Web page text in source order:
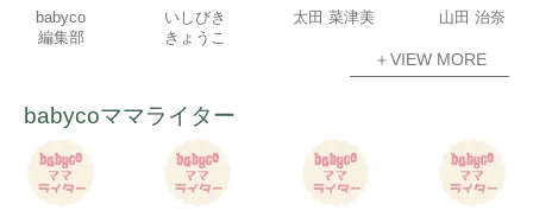
babyco
編集部
いしびき
きょうこ
太田 菜津美 山田 治奈
＋VIEW MORE
babycoママライター